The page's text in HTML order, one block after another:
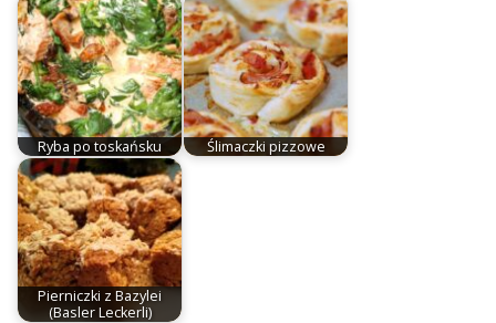
Ryba po toskańsku Ślimaczki pizzowe
Pierniczki z Bazylei
(Basler Leckerli)